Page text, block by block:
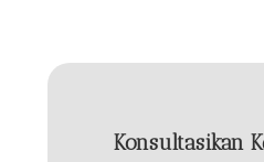
Konsultasikan